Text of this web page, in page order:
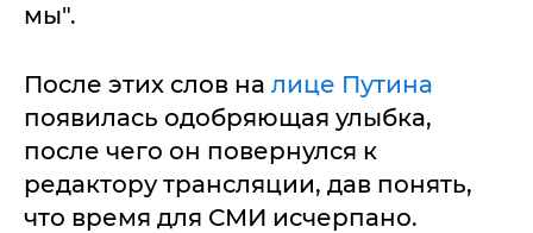
мы".
После этих слов на лице Путина
появилась одобряющая улыбка,
после чего он повернулся к
редактору трансляции, дав понять,
что время для СМИ исчерпано.